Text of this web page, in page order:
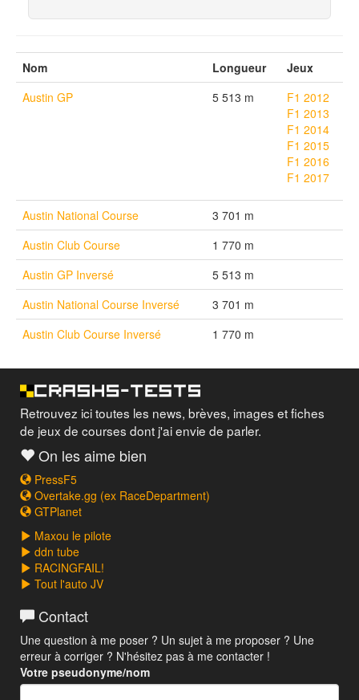
Nom Longueur
Jeux
Austin GP
5 513 m
F1 2012
F1 2013
F1 2014
F1 2015
F1 2016
F1 2017
Austin National Course
3 701 m
Austin Club Course
1 770 m
Austin GP Inversé
5 513 m
Austin National Course Inversé
3 701 m
Austin Club Course Inversé
1 770 m
Retrouvez ici toutes les news, brèves, images et fiches
de jeux de courses dont j'ai envie de parler.
On les aime bien
PressF5
Overtake.gg (ex RaceDepartment)
GTPlanet
Maxou le pilote
ddn tube
RACINGFAIL!
Tout l'auto JV
Contact
Une question à me poser ? Un sujet à me proposer ? Une
erreur à corriger ? N'hésitez pas à me contacter !
Votre pseudonyme/nom